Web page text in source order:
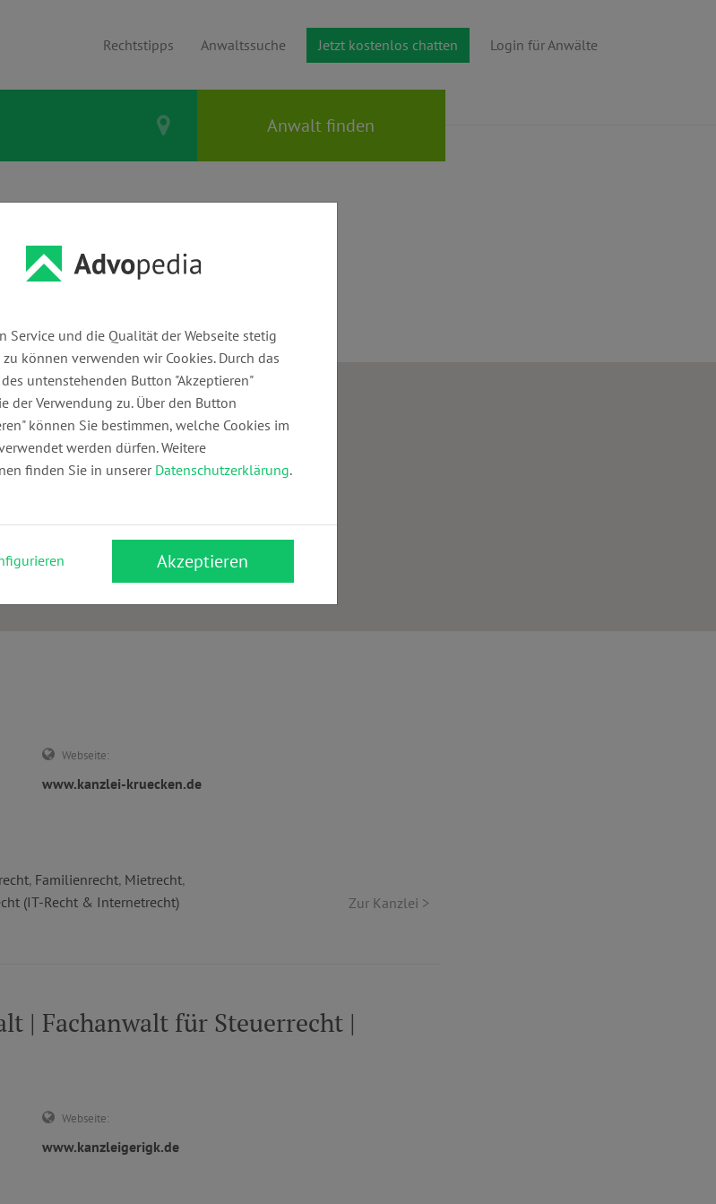
Rechtstipps Anwaltssuche Jetzt kostenlos chatten Login für Anwälte
in Bonn:
Webseite:
www.kanzlei-kruecken.de
, Familienrecht, Mietrecht,
(IT-Recht & Internetrecht) Zur Kanzlei >
| Fachanwalt für Steuerrecht |
Webseite:
www.kanzleigerigk.de
Service und die Qualität der Webseite stetig
können verwenden wir Cookies. Durch das
untenstehenden Button "Akzeptieren"
der Verwendung zu. Über den Button
können Sie bestimmen, welche Cookies im
werden dürfen. Weitere
finden Sie in unserer Datenschutzerklärung.
Akzeptieren